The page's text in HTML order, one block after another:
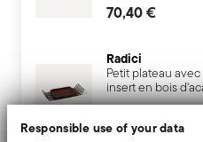
Responsible use of your data
70,40 €
Radici
Petit plateau avec
insert en bois